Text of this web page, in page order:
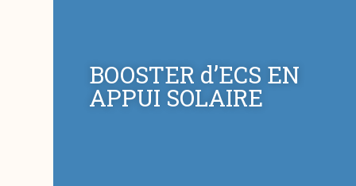
BOOSTER d’ECS EN
APPUI SOLAIRE